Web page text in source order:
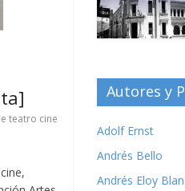
teatro cine
Autores y
Adolf Ernst
Andrés Bello
Andrés Eloy